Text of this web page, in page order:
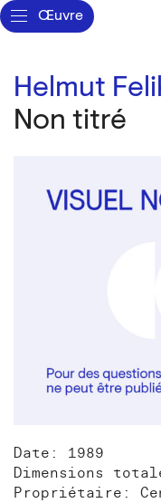
Œuvre
Helmut
Non titré
Date: 1989
Dimensions
Propriétaire: